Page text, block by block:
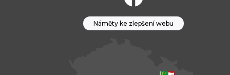
Náměty ke zlepšení webu